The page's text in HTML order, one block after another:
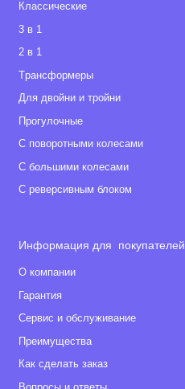
Классические
3 в 1
2 в 1
Tрансформеры
Для двойни и тройни
Прогулочные
С поворотными колесами
С большими колесами
С реверсивным блоком
Информация для покупателей
О компании
Гарантия
Сервис и обслуживание
Преимущества
Как сделать заказ